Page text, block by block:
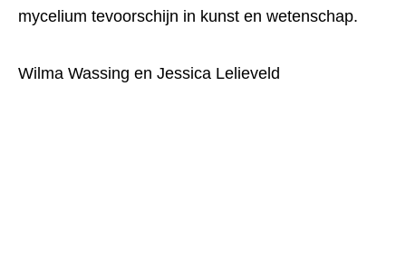
mycelium tevoorschijn in kunst en wetenschap.
Wilma Wassing en Jessica Lelieveld